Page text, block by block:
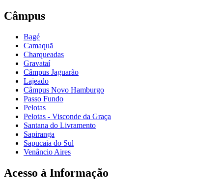
Câmpus
Bagé
Camaquã
Charqueadas
Gravataí
Câmpus Jaguarão
Lajeado
Câmpus Novo Hamburgo
Passo Fundo
Pelotas
Pelotas - Visconde da Graça
Santana do Livramento
Sapiranga
Sapucaia do Sul
Venâncio Aires
Acesso à Informação